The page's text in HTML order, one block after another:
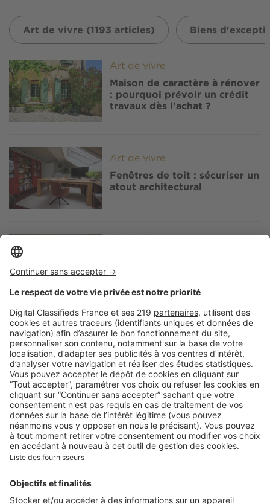
Art de vivre (1193 articles) Biens
Image Art de vivre
Maison de caractère à rénover
: pourquoi prévoir un crédit
travaux dès l'achat ?
Image
Art de vivre
Fenêtres de toit : sécuriser un
atout architectural
Image
vous réveillez fatigué ? Vos
fenêtres de toit peuvent en
être la cause
Image Art de vivre
Comment bien choisir son
linge de lit ? Le guide
complet pour allier confort,
qualité et style
Image Art de vivre
Contrat d'électricité : quelle